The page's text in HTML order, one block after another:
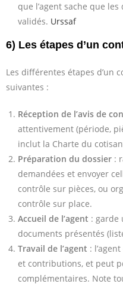
que l’agent sache que
validés. Urssaf
6) Les étapes d’un
Les différentes étapes d’un
suivantes :
Réception de l’avis de
attentivement (période,
inclut la Charte du
Préparation du dossier :
demandées et envoyer
contrôle sur pièces, ou
contrôle sur place.
Accueil de l’agent : garde
documents présentés
Travail de l’agent :
et contributions, et peut
complémentaires. Note